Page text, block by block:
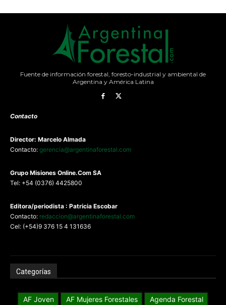
Fuente de información forestal, foresto-industrial y ambiental de
Argentina y América Latina
Contacto
Director: Marcelo Almada
Contacto: gerencia@argentinaforestal.com
Grupo Misiones Online.Com SA
Tel: +54 (0376) 4425800
Editora/periodista : Patricia Escobar
Contacto: redaccion@argentinaforestal.com
Cel: (+54)9 376 15 4 131636
Categorías
AF Joven AF Mujeres Forestales
Agenda Forestal